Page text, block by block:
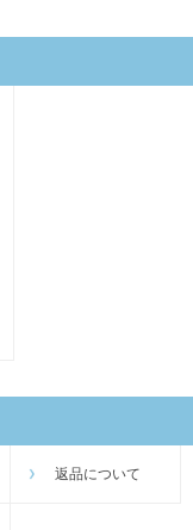
返品について